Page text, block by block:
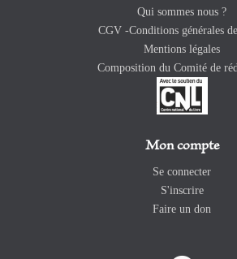
Qui sommes nous ?
CGV -Conditions générales
Mentions légales
Composition du Comité de
Mon compte
Se connecter
S'inscrire
Faire un don